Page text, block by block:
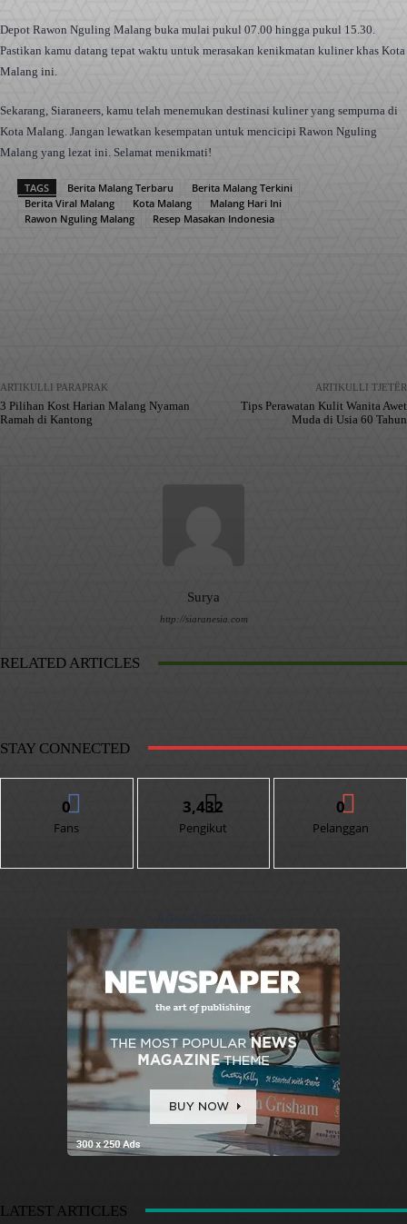
Depot Rawon Nguling Malang buka mulai pukul 07.00 hingga pukul 15.30.
Pastikan kamu datang tepat waktu untuk merasakan kenikmatan kuliner khas Kota
Malang ini.
Sekarang, Siaraneers, kamu telah menemukan destinasi kuliner yang sempurna di
Kota Malang. Jangan lewatkan kesempatan untuk mencicipi Rawon Nguling
Malang yang lezat ini. Selamat menikmati!
TAGS Berita Malang Terbaru
Berita Malang Terkini
Berita Viral Malang
Kota Malang
Malang Hari Ini
Rawon Nguling Malang
Resep Masakan Indonesia
ARTIKULLI PARAPRAK
3 Pilihan Kost Harian Malang Nyaman
Ramah di Kantong
ARTIKULLI TJETËR
Tips Perawatan Kulit Wanita Awet
Muda di Usia 60 Tahun
Surya
http://siaranesia.com
RELATED ARTICLES
STAY CONNECTED
0
Fans
3,432
Pengikut
0
Pelanggan
LATEST ARTICLES